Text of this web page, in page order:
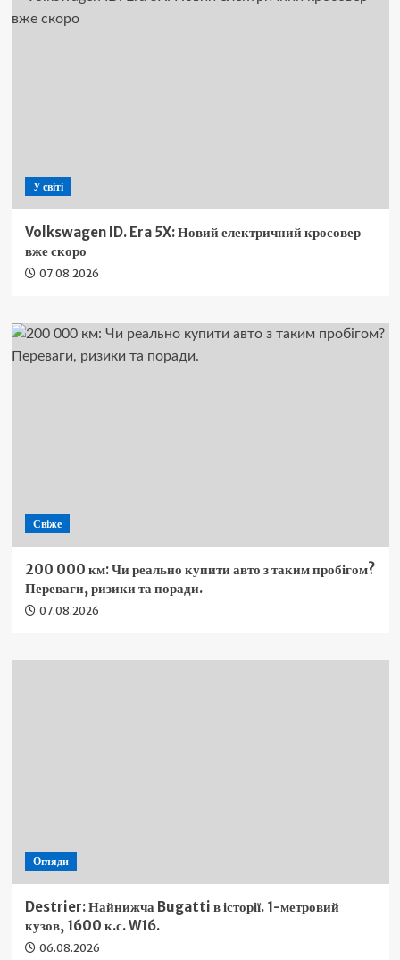
У світі
Volkswagen ID. Era 5X: Новий електричний кросовер
вже скоро
07.08.2026
Свіже
200 000 км: Чи реально купити авто з таким пробігом?
Переваги, ризики та поради.
07.08.2026
Огляди
Destrier: Найнижча Bugatti в історії. 1-метровий
кузов, 1600 к.с. W16.
06.08.2026